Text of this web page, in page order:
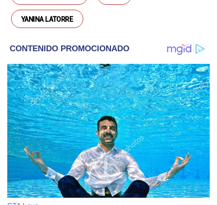
YANINA LATORRE